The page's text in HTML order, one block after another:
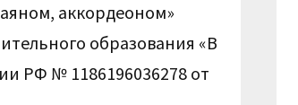
аккордеоном»
образования «В
РФ № 1186196036278 от